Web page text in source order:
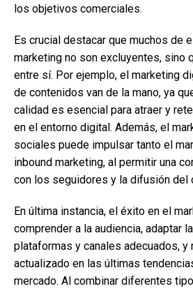
los objetivos comerciales.
Es crucial destacar que muchos de
marketing no son excluyentes, sino
entre sí. Por ejemplo, el marketing
de contenidos van de la mano, ya
calidad es esencial para atraer y
en el entorno digital. Además, el
sociales puede impulsar tanto el
inbound marketing, al permitir una
con los seguidores y la difusión del
En última instancia, el éxito en el
comprender a la audiencia, adaptar
plataformas y canales adecuados, y
actualizado en las últimas
mercado. Al combinar diferentes